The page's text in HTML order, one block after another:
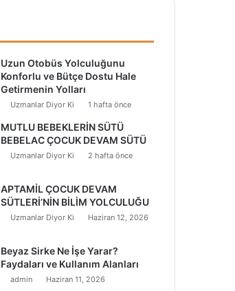
Uzun Otobüs Yolculuğunu
Konforlu ve Bütçe Dostu Hale
Getirmenin Yolları
Uzmanlar Diyor Ki 1 hafta önce
MUTLU BEBEKLERİN SÜTÜ
BEBELAC ÇOCUK DEVAM SÜTÜ
Uzmanlar Diyor Ki 2 hafta önce
APTAMİL ÇOCUK DEVAM
SÜTLERİ’NİN BİLİM YOLCULUĞU
Uzmanlar Diyor Ki Haziran 12, 2026
Beyaz Sirke Ne İşe Yarar?
Faydaları ve Kullanım Alanları
admin Haziran 11, 2026